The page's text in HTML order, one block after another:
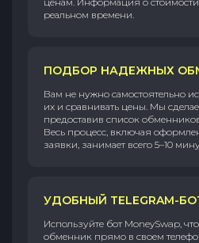
реальном времени.
ПОДБОР НАДЕЖНЫХ
Вам не нужно самостоятельно
их и сравнивать цены. Мы
предоставив список
Весь процесс, включая
заявки, занимает всего 5–10
УДОБНЫЙ TELEGRAM-
Используйте бот MoneySwap,
обменник прямо в своем